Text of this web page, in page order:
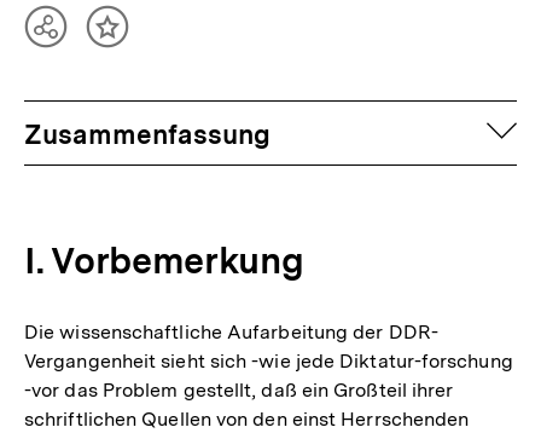
TeilenInhalt
Zusammenfassung
I. Vorbemerkung
Die wissenschaftliche Aufarbeitung der DDR-
Vergangenheit sieht sich -wie jede Diktatur-forschung
-vor das Problem gestellt, daß ein Großteil ihrer
schriftlichen Quellen von den einst Herrschenden